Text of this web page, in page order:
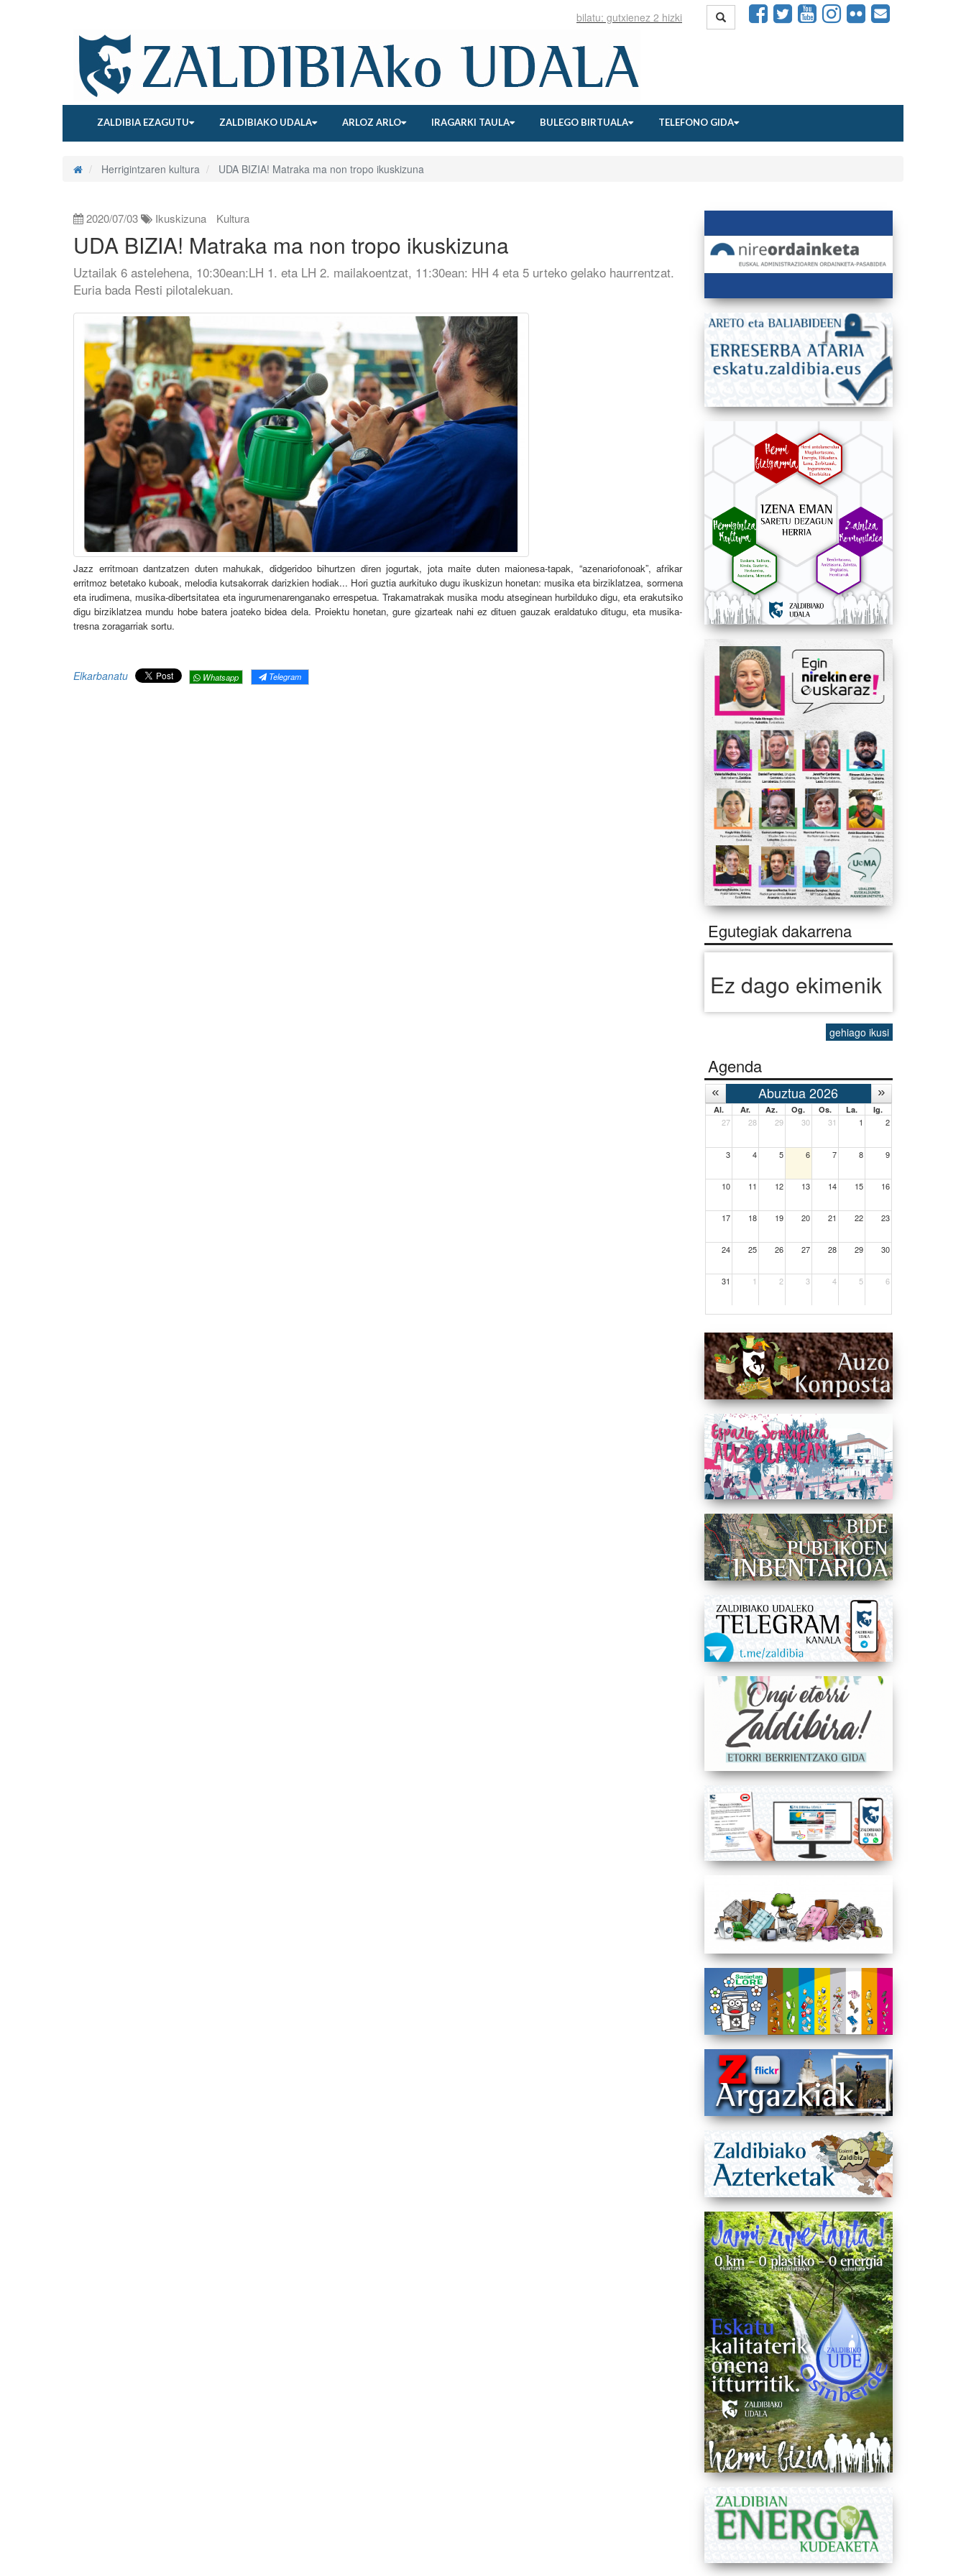
ZALDIBIA EZAGUTU ZALDIBIAKO UDALA ARLOZ ARLO IRAGARKI TAULA BULEGO BIRTUALA TELEFONO GIDA
Herrigintzaren kultura UDA BIZIA! Matraka ma non tropo ikuskizuna
2020/07/03 Ikuskizuna Kultura
UDA BIZIA! Matraka ma non tropo ikuskizuna
Uztailak 6 astelehena, 10:30ean:LH 1. eta LH 2. mailakoentzat, 11:30ean: HH 4 eta 5 urteko gelako haurrentzat.
Euria bada Resti pilotalekuan.
Jazz erritmoan dantzatzen duten mahukak, didgeridoo bihurtzen diren jogurtak, jota maite duten maionesa-tapak, “azenariofonoak”, afrikar
erritmoz betetako kuboak, melodia kutsakorrak darizkien hodiak... Hori guztia aurkituko dugu ikuskizun honetan: musika eta birziklatzea, sormena
eta irudimena, musika-dibertsitatea eta ingurumenarenganako errespetua. Trakamatrakak musika modu atseginean hurbilduko digu, eta erakutsiko
digu birziklatzea mundu hobe batera joateko bidea dela. Proiektu honetan, gure gizarteak nahi ez dituen gauzak eraldatuko ditugu, eta musika-
tresna zoragarriak sortu.
Elkarbanatu Whatsapp Telegram
Egutegiak dakarrena
Ez dago ekimenik
gehiago ikusi
Agenda
Abuztua 2026
Al. Ar. Az. Og. Os. La. Ig.
27 28 29 30 31 1 2
3 4 5 6 7 8 9
10 11 12 13 14 15 16
17 18 19 20 21 22 23
24 25 26 27 28 29 30
31 1 2 3 4 5 6